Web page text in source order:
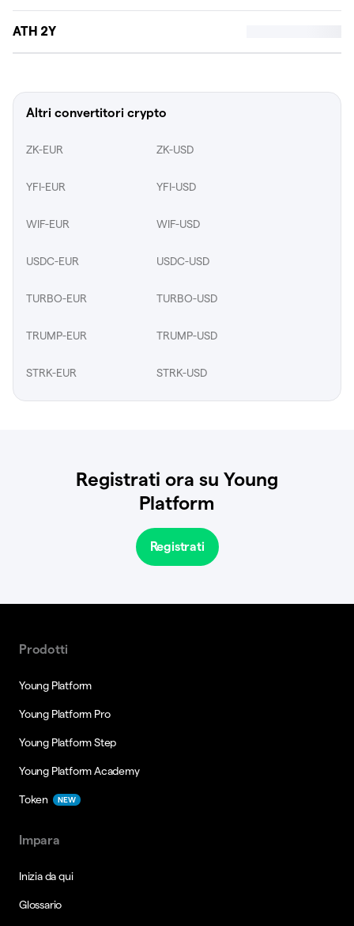
ATH 2Y
Altri convertitori crypto
ZK-EUR ZK-USD
YFI-EUR YFI-USD
WIF-EUR WIF-USD
USDC-EUR USDC-USD
TURBO-EUR TURBO-USD
TRUMP-EUR TRUMP-USD
STRK-EUR STRK-USD
Registrati ora su Young
Platform
Registrati
Prodotti
Young Platform
Young Platform Pro
Young Platform Step
Young Platform Academy
Token NEW
Impara
Inizia da qui
Glossario